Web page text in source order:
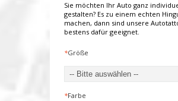
Sie möchten Ihr Auto ganz
gestalten? Es zu einem echten
machen, dann sind unsere
bestens dafür geeignet.
*Größe
*Farbe